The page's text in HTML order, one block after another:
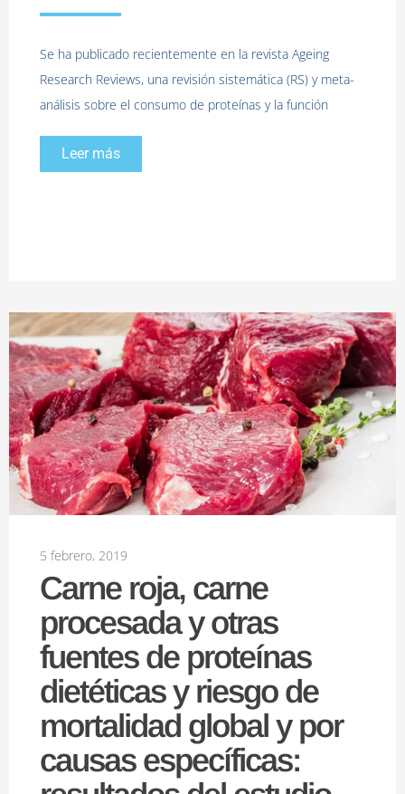
Se ha publicado recientemente en la revista Ageing
Research Reviews, una revisión sistemática (RS) y meta-
análisis sobre el consumo de proteínas y la función
Leer más
5 febrero, 2019
Carne roja, carne
procesada y otras
fuentes de proteínas
dietéticas y riesgo de
mortalidad global y por
causas específicas: